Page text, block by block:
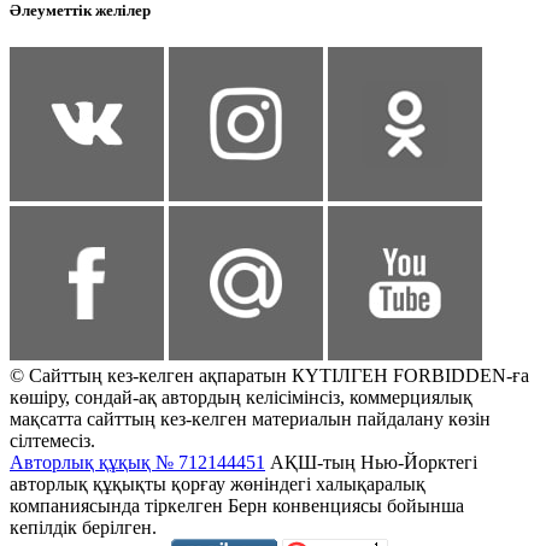
Әлеуметтік желілер
© Сайттың кез-келген ақпаратын КҮТІЛГЕН FORBIDDEN-ға
көшіру, сондай-ақ автордың келісімінсіз, коммерциялық
мақсатта сайттың кез-келген материалын пайдалану көзін
сілтемесіз.
Авторлық құқық № 712144451 АҚШ-тың Нью-Йорктегі
авторлық құқықты қорғау жөніндегі халықаралық
компаниясында тіркелген Берн конвенциясы бойынша
кепілдік берілген.